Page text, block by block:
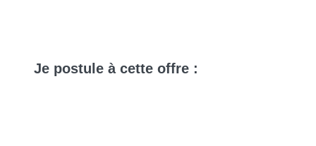
Je postule à cette offre :